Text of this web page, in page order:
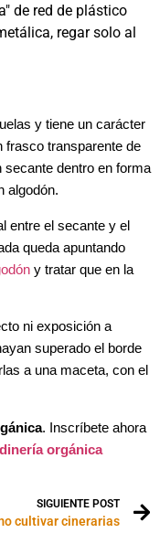
de red de plástico
regar solo al
y tiene un carácter
frasco transparente de
secante dentro en forma
algodón.
entre el secante y el
queda apuntando
y tratar que en la
ni exposición a
superado el borde
a una maceta, con el
. Inscríbete ahora
orgánica
SIGUIENTE POST
cultivar cinerarias